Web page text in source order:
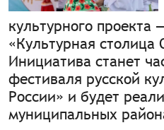
культурного проекта
«Культурная столица
Инициатива станет
фестиваля русской
России» и будет
муниципальных